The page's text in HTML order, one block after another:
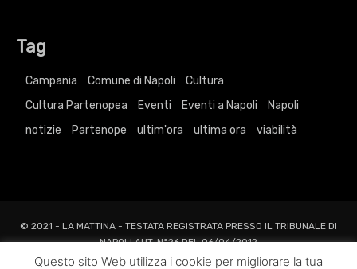
Tag
Campania Comune di Napoli
Cultura
Cultura Partenopea
Eventi Eventi a Napoli
Napoli
notizie
Partenope ultim'ora ultima ora viabilità
© 2021 - LA MATTINA - TESTATA REGISTRATA PRESSO IL TRIBUNALE DI
NAPOLI AUT. N°26 DEL 06/04/2012
ALL RIGHTS RESERVED TO AGRELLI&BASTA SRL |Privacy|Cookie|
Questo sito Web utilizza i cookie per migliorare la tua